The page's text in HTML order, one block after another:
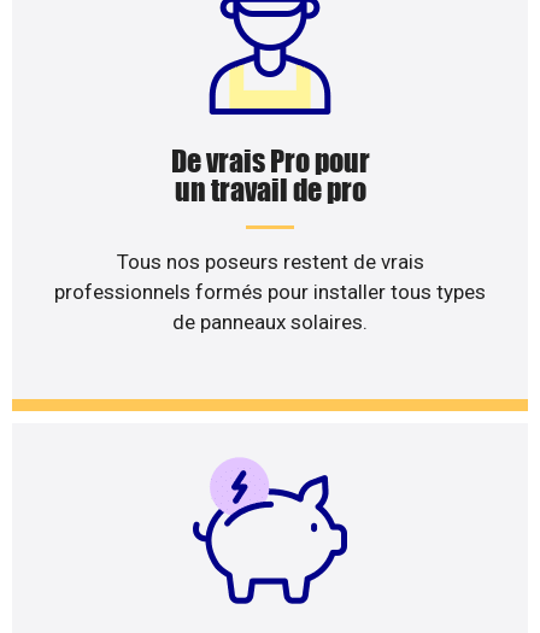
De vrais Pro pour
un travail de pro
Tous nos poseurs restent de vrais
professionnels formés pour installer tous types
de panneaux solaires.